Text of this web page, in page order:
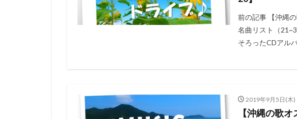
前の記事 【沖縄
名曲リスト（
そろったCDアル
2019年9月5日(木)
【沖縄の歌